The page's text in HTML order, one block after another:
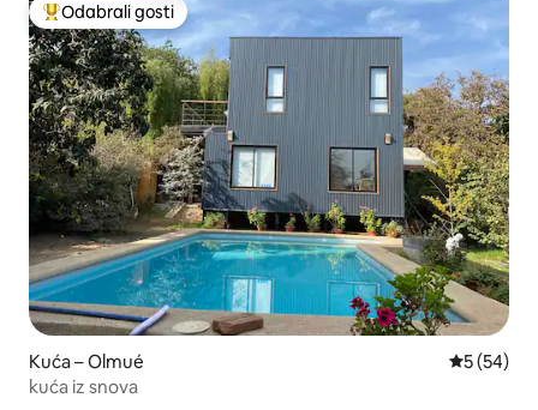
Među najviše rangiranima s oznakom „Odabrali gosti”
Odabrali gosti
Kuća – Olmué Prosječna
5 (54)
kuća iz snova